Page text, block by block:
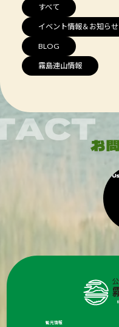
すべて
イベント情報＆お知らせ
BLOG
霧島連山情報
観光情報